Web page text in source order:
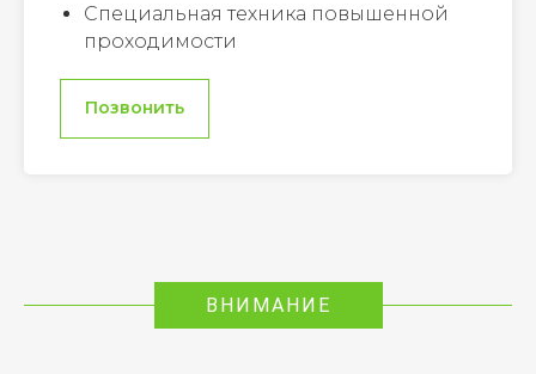
Специальная техника повышенной
проходимости
Позвонить
ВНИМАНИЕ